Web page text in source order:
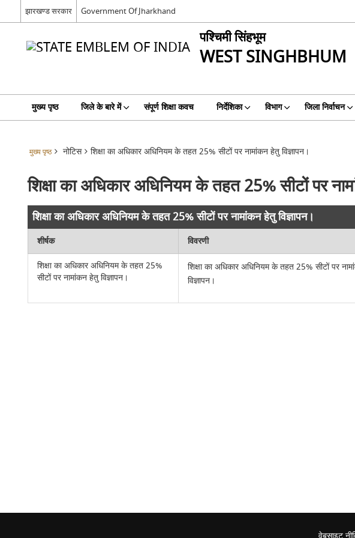
झारखण्ड सरकार Government Of Jharkhand
पश्चिमी सिंहभूम
WEST SINGHBHUM
मुख्य पृष्ठ जिले के बारे में संपूर्ण शिक्षा कवच निर्देशिका विभाग जिला निर्वाचन
मुख्य पृष्ठ नोटिस शिक्षा का अधिकार अधिनियम के तहत 25% सीटों पर नामांकन हेतु विज्ञापन।
शिक्षा का अधिकार अधिनियम के तहत 25% सीटों पर
शिक्षा का अधिकार अधिनियम के तहत 25% सीटों पर नामांकन हेतु विज्ञापन।
शीर्षक विवरणी
शिक्षा का अधिकार अधिनियम के तहत 25%
सीटों पर नामांकन हेतु विज्ञापन।
शिक्षा का अधिकार अधिनियम के तहत 25% सीटों पर
विज्ञापन।